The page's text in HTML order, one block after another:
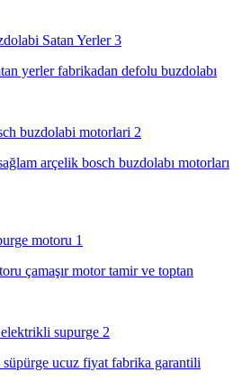
yerler fabrikadan defolu buzdolabı
arçelik bosch buzdolabı motorları
çamaşır motor tamir ve toptan
süpürge ucuz fiyat fabrika garantili